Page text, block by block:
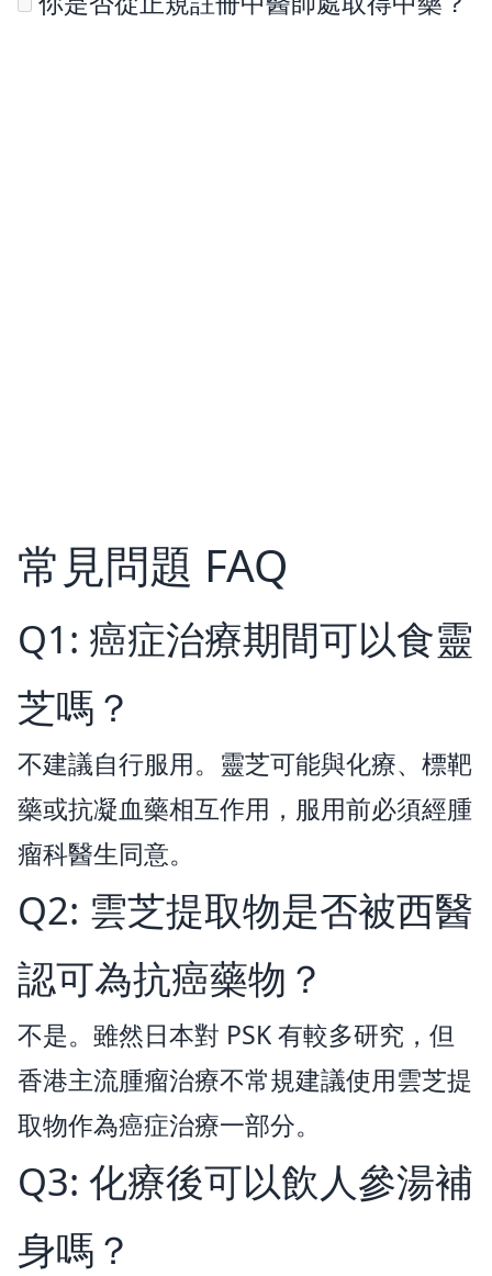
常見問題 FAQ
Q1: 癌症治療期間可以食靈
芝嗎？
不建議自行服用。靈芝可能與化療、標靶
藥或抗凝血藥相互作用，服用前必須經腫
瘤科醫生同意。
Q2: 雲芝提取物是否被西醫
認可為抗癌藥物？
不是。雖然日本對 PSK 有較多研究，但
香港主流腫瘤治療不常規建議使用雲芝提
取物作為癌症治療一部分。
Q3: 化療後可以飲人參湯補
身嗎？